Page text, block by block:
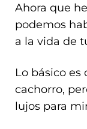
Ahora que
podemos
a la vida de
Lo básico
cachorro,
lujos para